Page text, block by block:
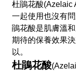
杜鵑花酸(Azelaic
一起使用也沒有問
鵑花酸是肌膚溫
期待的保養效果
以。
杜鵑花酸